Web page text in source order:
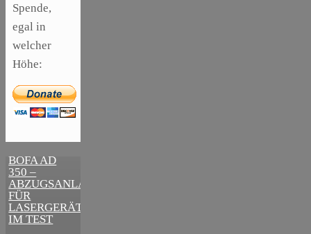
Spende,
egal in
welcher
Höhe:
BOFA AD
350 –
ABZUGSANLAGE
FÜR
LASERGERÄTE
IM TEST
ARTIKEL,
BEDEUTENDSTEN
SCHRITTE
ZUR
ERFOLGREICHEN
MARKENBILDUNG
IN DER
DIGITALEN
ÄRA
ARTIKEL,
SONSTIGE
3D-DRUCKER